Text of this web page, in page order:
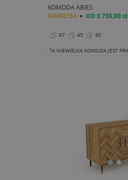
KOMODA ABIES
KOM2734 OD 3 730,00 zł
97 45 80